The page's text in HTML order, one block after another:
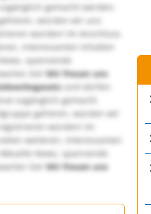
gemacht werden.
würden wir uns
würden! Im Anschluss
interessanten Inhalten
spannende
Sie!Wir freuen uns
und dürfen
zugänglich gemacht
gehören, würden wir
würden! Im
weiteren, interessanten
News, spannende
Sie! Wir freuen uns